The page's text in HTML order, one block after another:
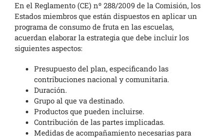
En el Reglamento (CE) nº 288/2009 de la Comisión, los
Estados miembros que están dispuestos en aplicar un
programa de consumo de fruta en las escuelas,
acuerdan elaborar la estrategia que debe incluir los
siguientes aspectos:
Presupuesto del plan, especificando las
contribuciones nacional y comunitaria.
Duración.
Grupo al que va destinado.
Productos que pueden incluirse.
Contribución de las partes implicadas.
Medidas de acompañamiento necesarias para